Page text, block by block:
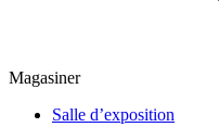
Magasiner
Salle d’exposition